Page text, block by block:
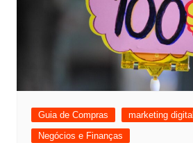
Guia de Compras
marketing digital
Negócios e Finanças